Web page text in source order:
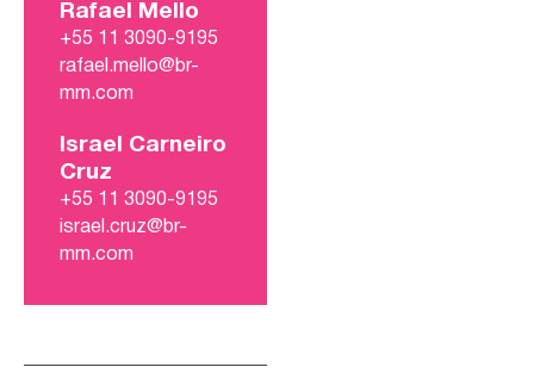
Rafael Mello
+55 11 3090-9195
rafael.mello@br-
mm.com
Israel Carneiro
Cruz
+55 11 3090-9195
israel.cruz@br-
mm.com